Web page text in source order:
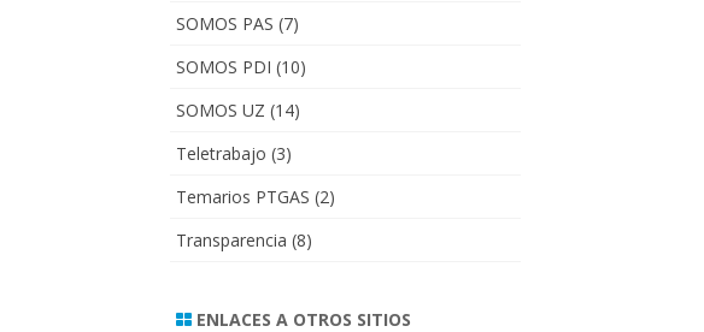
SOMOS PAS (7)
SOMOS PDI (10)
SOMOS UZ (14)
Teletrabajo (3)
Temarios PTGAS (2)
Transparencia (8)
ENLACES A OTROS SITIOS